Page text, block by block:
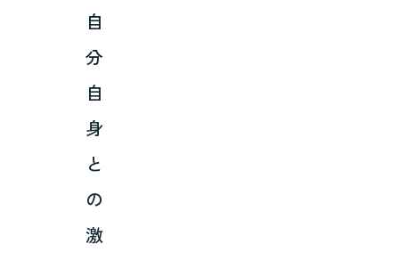
自
分
自
身
と
の
激